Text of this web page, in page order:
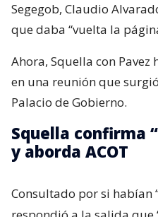
Segegob, Claudio
que daba “vuelta la
Ahora, Squella con
en una reunión que
Palacio de Gobierno.
Squella confirma
y aborda ACOT
Consultado por si habían